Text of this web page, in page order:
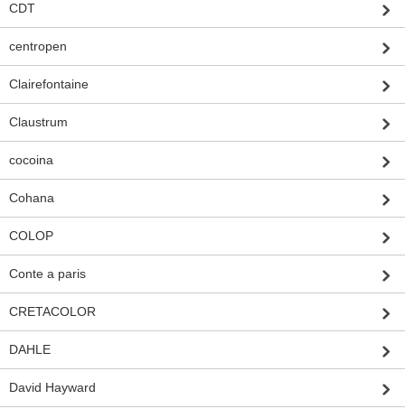
CDT
centropen
Clairefontaine
Claustrum
cocoina
Cohana
COLOP
Conte a paris
CRETACOLOR
DAHLE
David Hayward